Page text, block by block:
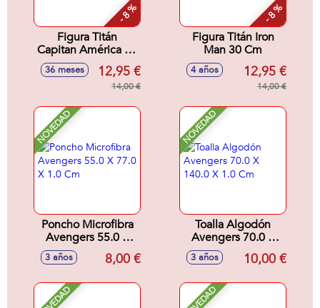
- 8 %
Figura Titán
Capitan América 30
cm
36 meses 12,95 €
14,00 €
- 8 %
Figura Titán Iron
Man 30 Cm
4 años 12,95 €
14,00 €
NOVEDAD
Poncho Microfibra
Avengers 55.0 X
77.0 X 1.0 Cm
3 años 8,00 €
NOVEDAD
Toalla Algodón
Avengers 70.0 X
140.0 X 1.0 Cm
3 años 10,00 €